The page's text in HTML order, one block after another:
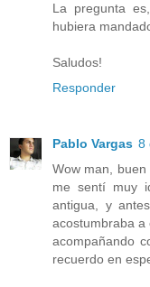
La pregunta
hubiera
Saludos!
Responder
Pablo Vargas 8
Wow man,
me sentí muy
antigua, y
acostumbraba a
acompañando
recuerdo en